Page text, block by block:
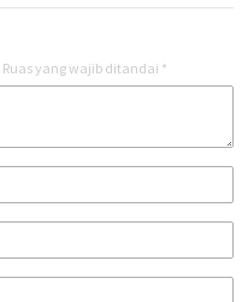
Ruas yang wajib ditandai *